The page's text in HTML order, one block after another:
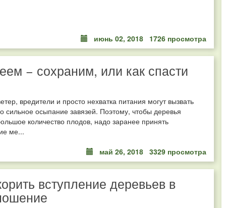
июнь 02, 2018 1726 просмотра
− сохраним, или как спасти
вредители и просто нехватка питания могут вызвать
сильное осыпание завязей. Поэтому, чтобы деревья
количество плодов, надо заранее принять
ме...
май 26, 2018 3329 просмотра
вступление деревьев в